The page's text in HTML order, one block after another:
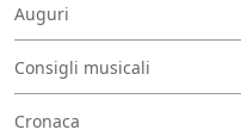
Auguri
Consigli musicali
Cronaca